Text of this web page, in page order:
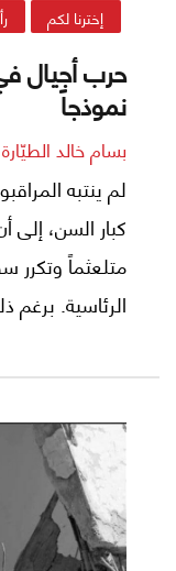
إخترنا لكم
حرب أجيال
نموذجاً
بسام خالد الطيّارة
لم ينتبه
كبار السن، إلى
متلعثماً
الرئاسية. برغم
كشف الإعلام
البيت الأبيض
الثمانين بعد